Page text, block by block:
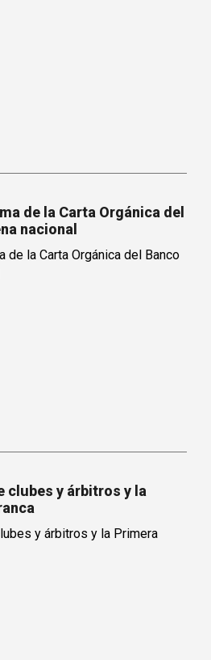
de la Carta Orgánica del
nacional
clubes y árbitros y la